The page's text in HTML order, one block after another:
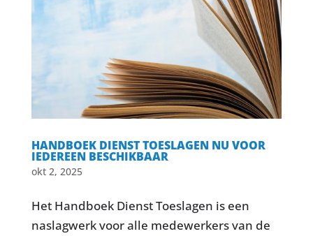
HANDBOEK DIENST TOESLAGEN NU VOOR
IEDEREEN BESCHIKBAAR
okt 2, 2025
Het Handboek Dienst Toeslagen is een
naslagwerk voor alle medewerkers van de